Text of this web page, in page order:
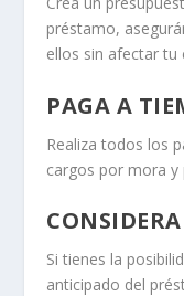
préstamo,
ellos sin afectar tu
PAGA A
Realiza todos los
cargos por mora y
Si tienes la
anticipado del